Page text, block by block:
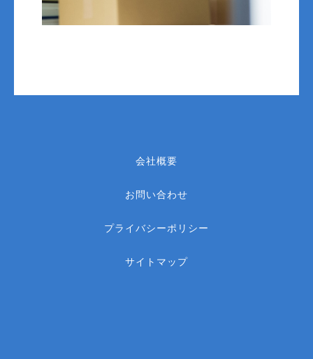
会社概要
お問い合わせ
プライバシーポリシー
サイトマップ